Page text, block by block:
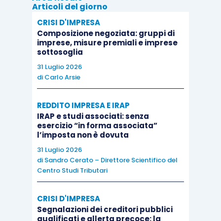
la trasparenza perde efficacia a partire dalla data
da cui l’operazione esplica i suoi effetti fiscali,
salvo che essa venga confermata da tutti i
soggetti interessati, ricorrendo i presupposti
indicati nei commi 1 e 2 dell’articolo 115 Tuir,
entro il periodo d’imposta da cui decorrono i
previste.
In tal caso sarà pertanto necessario riportare nei
righi OP12e seguenti i dati di
interessati.
Nel caso disocietà costituite nel 2021
società che nel 2021ricorrono a diverso
Articoli del giorno
CRISI D'IMPRESA
Composizione negoziata: gruppi di
imprese, misure premiali e imprese
sottosoglia
31 Luglio 2026
di Carlo Arsie
REDDITO IMPRESA E IRAP
IRAP e studi associati: senza
esercizio “in forma associata”
l’imposta non è dovuta
31 Luglio 2026
di Sandro Cerato – Direttore Scientifico del
Centro Studi Tributari
CRISI D'IMPRESA
Segnalazioni dei creditori pubblici
qualificati e allerta precoce: la